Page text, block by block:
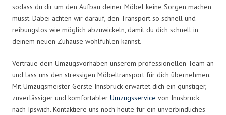
sodass du dir um den Aufbau deiner Möbel keine Sorgen machen
musst. Dabei achten wir darauf, den Transport so schnell und
reibungslos wie möglich abzuwickeln, damit du dich schnell in
deinem neuen Zuhause wohlfühlen kannst.
Vertraue dein Umzugsvorhaben unserem professionellen Team an
und lass uns den stressigen Möbeltransport für dich übernehmen.
Mit Umzugsmeister Gerste Innsbruck erwartet dich ein günstiger,
zuverlässiger und komfortabler Umzugsservice von Innsbruck
nach Ipswich. Kontaktiere uns noch heute für ein unverbindliches